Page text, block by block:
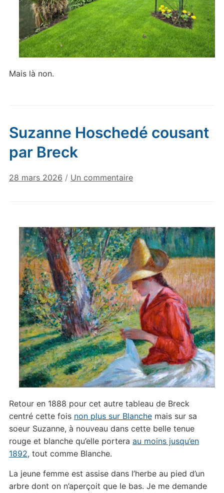
Mais là non.
Suzanne Hoschedé cousant
par Breck
28 mars 2026 / Un commentairesur
par
Breck
Retour en 1888 pour cet autre tableau de Breck
centré cette fois non plus sur Blanchemais sur sa
soeur Suzanne, à nouveau dans cette belle tenue
rouge et blanche qu’elle portera au moins jusqu’en
1892, tout comme Blanche.
La jeune femme est assise dans l’herbe au pied d’un
arbre dont on n’aperçoit que le bas. Je me demande